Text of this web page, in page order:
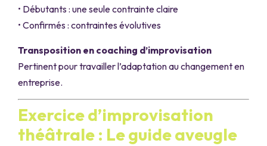
• Débutants : une seule contrainte claire
• Confirmés : contraintes évolutives
Transposition en coaching d’improvisation
Pertinent pour travailler l’adaptation au changement en
entreprise.
Exercice d’improvisation
théâtrale : Le guide aveugle